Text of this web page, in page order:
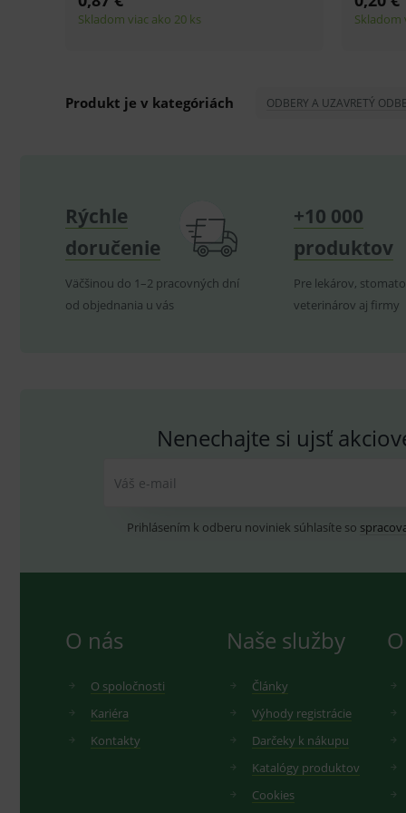
Produkt je v kategóriách ODBERY A UZAVRETÝ
Rýchle
doručenie
Väčšinou do 1–2 pracovných dní
od objednania u vás
+10 000
produktov
Pre lekárov,
veterinárov aj firmy
Nenechajte si ujsť
Váš e-mail
Prihlásením k odberu noviniek súhlasíte so
O nás
O spoločnosti
Kariéra
Kontakty
Naše služby
Články
Výhody registrácie
Darčeky k nákupu
Katalógy produktov
Cookies
používanie webu sú nutné.
PHPSESSID
lastVisitedProducts
ssupp.visits
CookieScriptConsent
YSC
sid
test_cookie